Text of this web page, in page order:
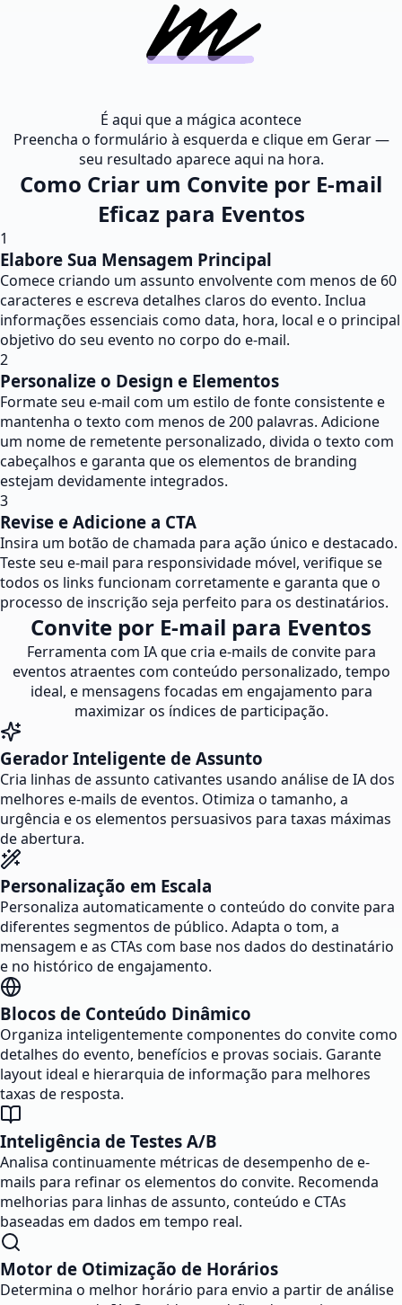
É aqui que a mágica acontece
Preencha o formulário à esquerda e clique em Gerar —
seu resultado aparece aqui na hora.
Como Criar um Convite por E-mail
Eficaz para Eventos
1
Elabore Sua Mensagem Principal
Comece criando um assunto envolvente com menos de 60
caracteres e escreva detalhes claros do evento. Inclua
informações essenciais como data, hora, local e o principal
objetivo do seu evento no corpo do e-mail.
2
Personalize o Design e Elementos
Formate seu e-mail com um estilo de fonte consistente e
mantenha o texto com menos de 200 palavras. Adicione
um nome de remetente personalizado, divida o texto com
cabeçalhos e garanta que os elementos de branding
estejam devidamente integrados.
3
Revise e Adicione a CTA
Insira um botão de chamada para ação único e destacado.
Teste seu e-mail para responsividade móvel, verifique se
todos os links funcionam corretamente e garanta que o
processo de inscrição seja perfeito para os destinatários.
Convite por E-mail para Eventos
Ferramenta com IA que cria e-mails de convite para
eventos atraentes com conteúdo personalizado, tempo
ideal, e mensagens focadas em engajamento para
maximizar os índices de participação.
Gerador Inteligente de Assunto
Cria linhas de assunto cativantes usando análise de IA dos
melhores e-mails de eventos. Otimiza o tamanho, a
urgência e os elementos persuasivos para taxas máximas
de abertura.
Personalização em Escala
Personaliza automaticamente o conteúdo do convite para
diferentes segmentos de público. Adapta o tom, a
mensagem e as CTAs com base nos dados do destinatário
e no histórico de engajamento.
Blocos de Conteúdo Dinâmico
Organiza inteligentemente componentes do convite como
detalhes do evento, benefícios e provas sociais. Garante
layout ideal e hierarquia de informação para melhores
taxas de resposta.
Inteligência de Testes A/B
Analisa continuamente métricas de desempenho de e-
mails para refinar os elementos do convite. Recomenda
melhorias para linhas de assunto, conteúdo e CTAs
baseadas em dados em tempo real.
Motor de Otimização de Horários
Determina o melhor horário para envio a partir de análise